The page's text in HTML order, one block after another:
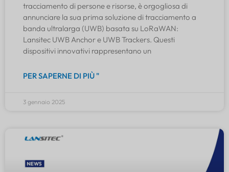
tracciamento di persone e risorse, è orgogliosa di
annunciare la sua prima soluzione di tracciamento a
banda ultralarga (UWB) basata su LoRaWAN:
Lansitec UWB Anchor e UWB Trackers. Questi
dispositivi innovativi rappresentano un
PER SAPERNE DI PIÙ "
3 gennaio 2025